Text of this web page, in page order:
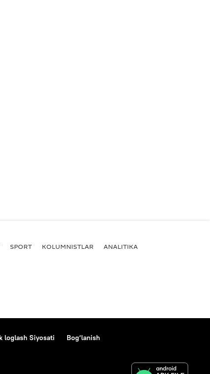
SPORT KOLUMNISTLAR ANALITIKA
loglash Siyosati Bog‘lanish